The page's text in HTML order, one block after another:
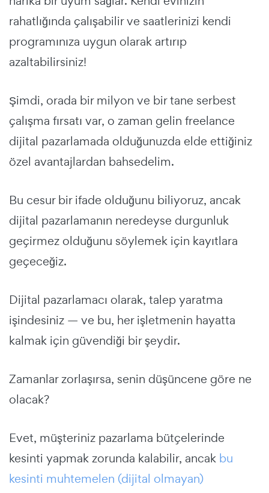
rahatlığında çalışabilir ve saatlerinizi kendi
programınıza uygun olarak artırıp
azaltabilirsiniz!
Şimdi, orada bir milyon ve bir tane serbest
çalışma fırsatı var, o zaman gelin freelance
dijital pazarlamada olduğunuzda elde ettiğiniz
özel avantajlardan bahsedelim.
Bu cesur bir ifade olduğunu biliyoruz, ancak
dijital pazarlamanın neredeyse durgunluk
geçirmez olduğunu söylemek için kayıtlara
geçeceğiz.
Dijital pazarlamacı olarak, talep yaratma
işindesiniz — ve bu, her işletmenin hayatta
kalmak için güvendiği bir şeydir.
Zamanlar zorlaşırsa, senin düşüncene göre ne
olacak?
Evet, müşteriniz pazarlama bütçelerinde
kesinti yapmak zorunda kalabilir, ancak bu
kesinti muhtemelen (dijital olmayan)